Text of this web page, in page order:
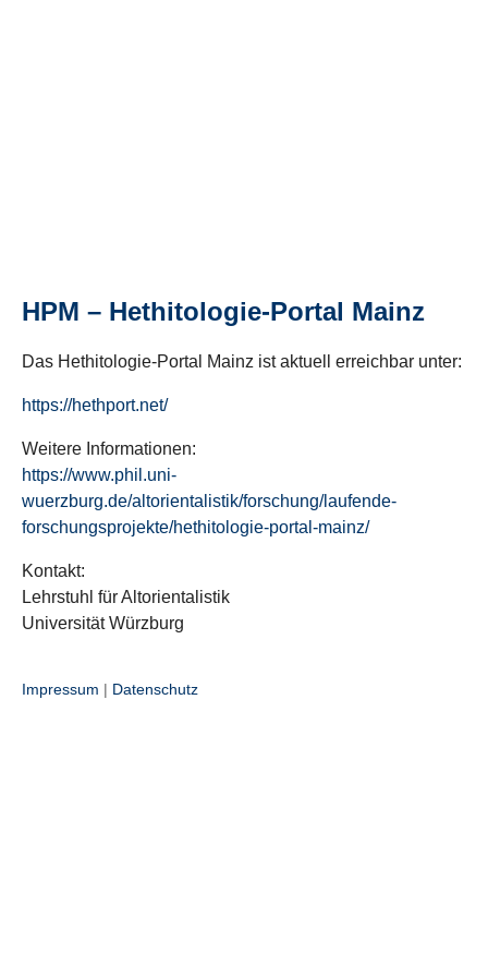
HPM – Hethitologie-Portal Mainz
Das Hethitologie-Portal Mainz ist aktuell erreichbar unter:
https://hethport.net/
Weitere Informationen:
https://www.phil.uni-
wuerzburg.de/altorientalistik/forschung/laufende-
forschungsprojekte/hethitologie-portal-mainz/
Kontakt:
Lehrstuhl für Altorientalistik
Universität Würzburg
Impressum | Datenschutz